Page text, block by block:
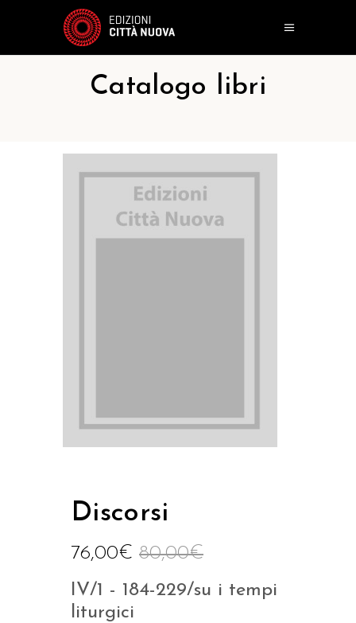
Catalogo libri
Discorsi
80,00€
76,00€
IV/1 - 184-229/su i tempi
liturgici